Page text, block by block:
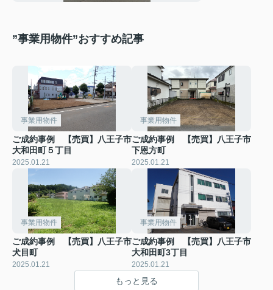
”事業用物件”おすすめ記事
事業用物件
ご成約事例 【売買】八王子市
大和田町５丁目
2025.01.21
事業用物件
ご成約事例 【売買】八王子市
下恩方町
2025.01.21
事業用物件
ご成約事例 【売買】八王子市
犬目町
2025.01.21
事業用物件
ご成約事例 【売買】八王子市
大和田町3丁目
2025.01.21
もっと見る